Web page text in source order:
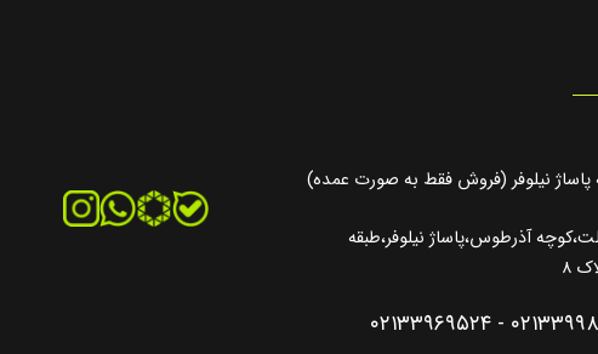
پاساژ نیلوفر (فروش فقط به صورت عمده)
آذرطوس،پاساژ نیلوفر،طبقه
۸
- ۰۲۱۳۳۹۶۹۵۲۴